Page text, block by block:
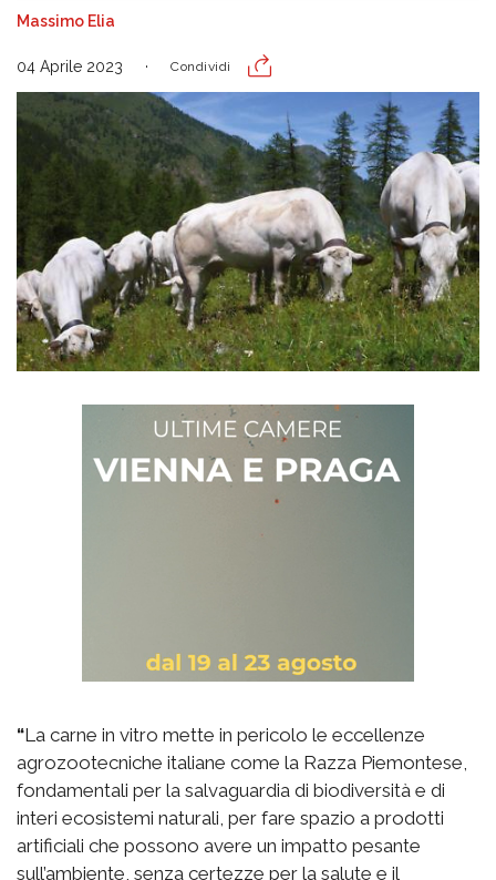
Massimo Elia
04 Aprile 2023 Condividi
“La carne in vitro mette in pericolo le eccellenze
agrozootecniche italiane come la Razza Piemontese,
fondamentali per la salvaguardia di biodiversità e di
interi ecosistemi naturali, per fare spazio a prodotti
artificiali che possono avere un impatto pesante
sull’ambiente, senza certezze per la salute e il